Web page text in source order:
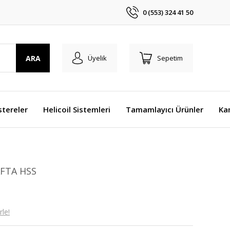
0 (553) 324 41 50
ARA Üyelik Sepetim
Helicoil Sistemleri Tamamlayıcı Ürünler
HSS